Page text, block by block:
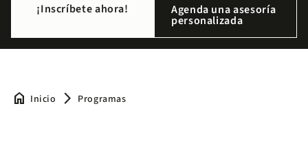
¡Inscríbete ahora! Agenda una asesoría
personalizada
home Inicio arrow_forward_ios Programas